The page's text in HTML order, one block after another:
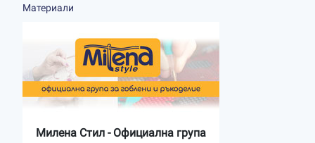
Материали
Милена Стил - Официална група